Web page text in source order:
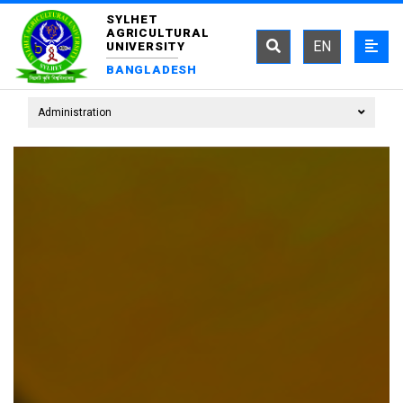
SYLHET
AGRICULTURAL
UNIVERSITY
BANGLADESH
EN
Administration